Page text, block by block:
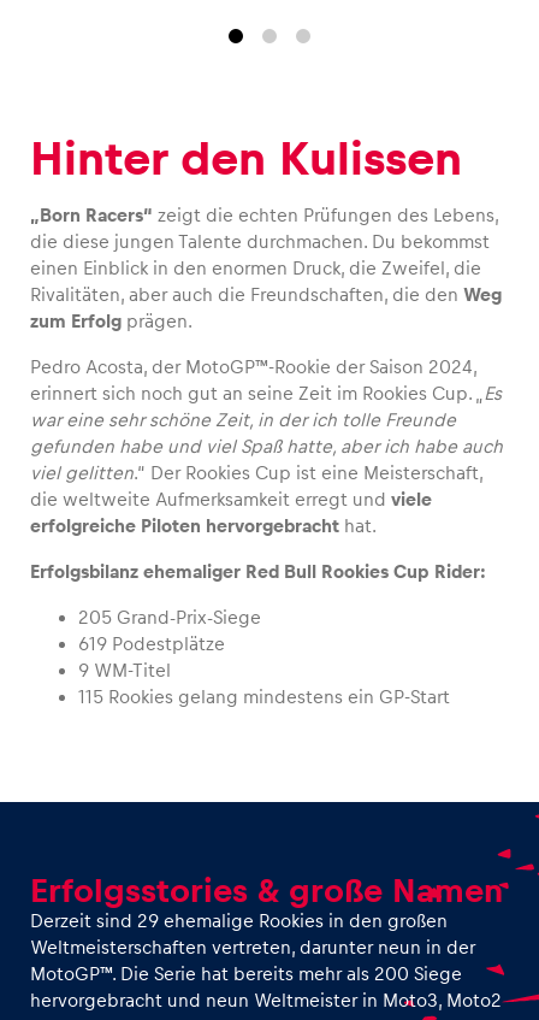
Hinter den Kulissen
„Born Racers“ zeigt die echten Prüfungen des Lebens,
die diese jungen Talente durchmachen. Du bekommst
einen Einblick in den enormen Druck, die Zweifel, die
Rivalitäten, aber auch die Freundschaften, die den Weg
zum Erfolg prägen.
Pedro Acosta, der MotoGP™-Rookie der Saison 2024,
erinnert sich noch gut an seine Zeit im Rookies Cup. „
Es
war eine sehr schöne Zeit, in der ich tolle Freunde
gefunden habe und viel Spaß hatte, aber ich habe auch
viel gelitten.“ DerRookies Cup ist eine Meisterschaft,
die weltweite Aufmerksamkeit erregt und viele
erfolgreiche Piloten hervorgebracht hat.
Erfolgsbilanz ehemaliger Red Bull Rookies Cup Rider:
205 Grand-Prix-Siege
619 Podestplätze
9 WM-Titel
115 Rookies gelang mindestens ein GP-Start
Erfolgsstories & große Namen
Derzeit sind 29 ehemalige Rookies in den großen
Weltmeisterschaften vertreten, darunter neun in der
MotoGP™. Die Serie hat bereits mehr als 200 Siege
hervorgebracht und neun Weltmeister in Moto3, Moto2